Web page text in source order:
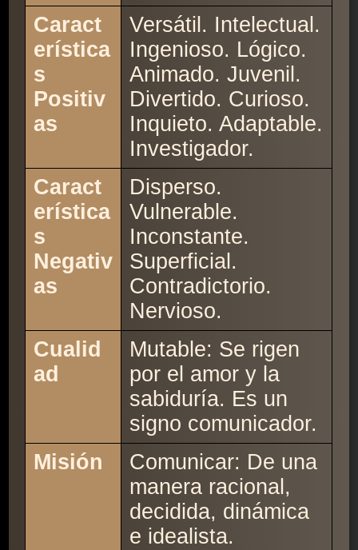
Caract
erística
s
Positiv
as
Versátil. Intelectual.
Ingenioso. Lógico.
Animado. Juvenil.
Divertido. Curioso.
Inquieto. Adaptable.
Investigador.
Caract
erística
s
Negativ
as
Disperso.
Vulnerable.
Inconstante.
Superficial.
Contradictorio.
Nervioso.
Cualid
ad
Mutable: Se rigen
por el amor y la
sabiduría. Es un
signo comunicador.
Misión
Comunicar: De una
manera racional,
decidida, dinámica
e idealista.